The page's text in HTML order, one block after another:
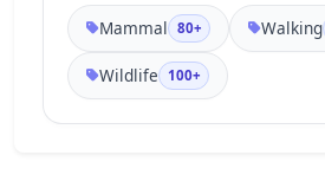
Mammal 80+ Walking
Wildlife 100+